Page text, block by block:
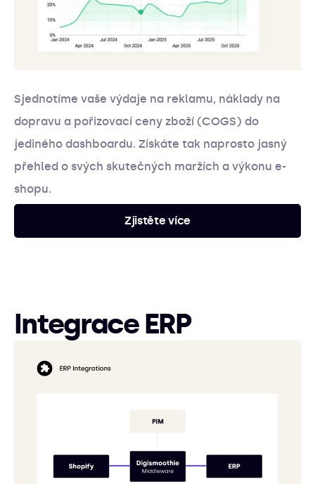
Sjednotíme vaše výdaje na reklamu, náklady na
dopravu a pořizovací ceny zboží (COGS) do
jediného dashboardu. Získáte tak naprosto jasný
přehled o svých skutečných maržích a výkonu e-
shopu.
Zjistěte více
Integrace ERP